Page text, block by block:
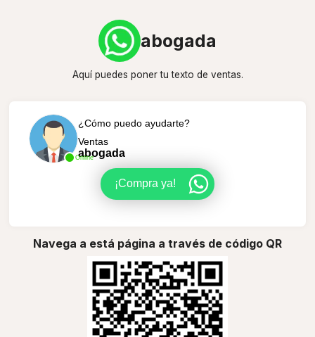
abogada
Aquí puedes poner tu texto de ventas.
Online
¿Cómo puedo ayudarte?
Ventas
abogada
¡Compra ya!
Navega a está página a través de código QR